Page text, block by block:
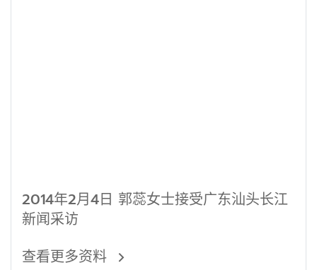
2014年2月4日 郭蕊女士接受广东汕头长江
新闻采访
查看更多资料